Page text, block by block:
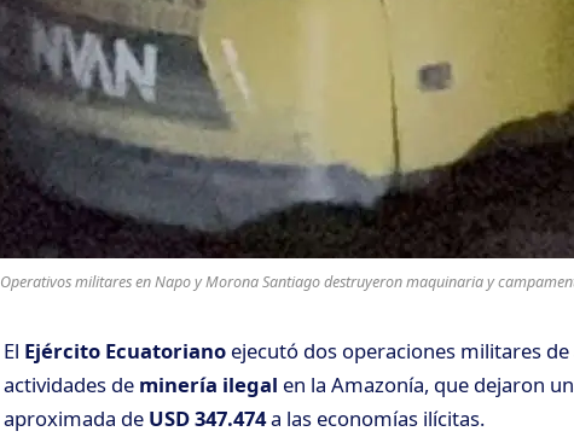
Operativos militares en Napo y Morona Santiago destruyeron maquinaria y
El Ejército Ecuatoriano ejecutó dos operaciones militares
actividades de minería ilegal en la Amazonía, que dejaron
aproximada de USD 347.474a las economías ilícitas.